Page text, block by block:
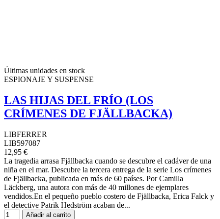
Últimas unidades en stock
ESPIONAJE Y SUSPENSE
LAS HIJAS DEL FRÍO (LOS
CRÍMENES DE FJÄLLBACKA)
LIBFERRER
LIB597087
12,95 €
La tragedia arrasa Fjällbacka cuando se descubre el cadáver de una
niña en el mar. Descubre la tercera entrega de la serie Los crímenes
de Fjällbacka, publicada en más de 60 países. Por Camilla
Läckberg, una autora con más de 40 millones de ejemplares
vendidos.En el pequeño pueblo costero de Fjällbacka, Erica Falck y
el detective Patrik Hedström acaban de...
Añadir al carrito